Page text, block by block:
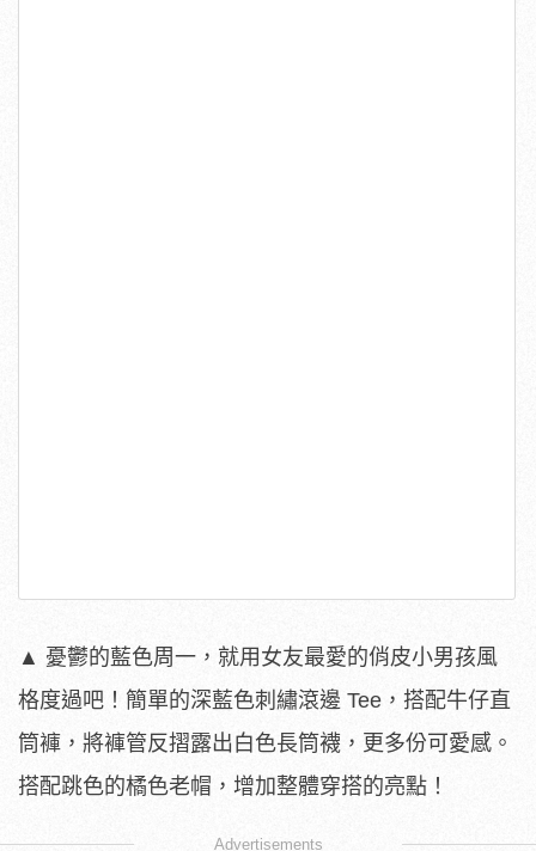
▲ 憂鬱的藍色周一，就用女友最愛的俏皮小男孩風
格度過吧！簡單的深藍色刺繡滾邊 Tee，搭配牛仔直
筒褲，將褲管反摺露出白色長筒襪，更多份可愛感。
搭配跳色的橘色老帽，增加整體穿搭的亮點！
Advertisements